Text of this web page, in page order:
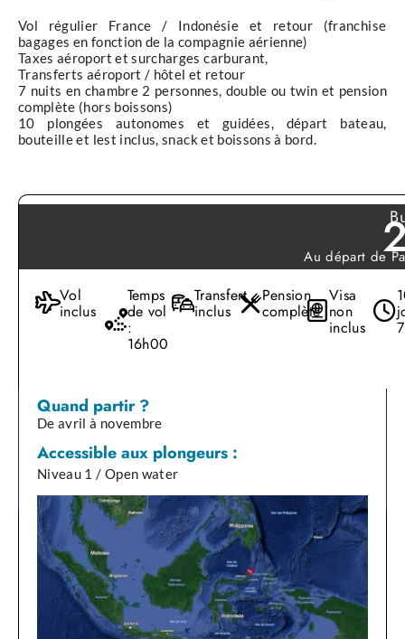
Vol régulier France / Indonésie et retour (franchise
bagages en fonction de la compagnie aérienne)
Taxes aéroport et surcharges carburant,
Transferts aéroport / hôtel et retour
7 nuits en chambre 2 personnes, double ou twin et pension
complète (hors boissons)
10 plongées autonomes et guidées, départ bateau,
bouteille et lest inclus, snack et boissons à bord.
Au départ de
Vol
inclus
Temps
de vol
:
16h00
Transfert
inclus
Pension
complète
Visa
non
inclus
Quand partir ?
De avril à novembre
Accessible aux plongeurs :
Niveau 1 / Open water